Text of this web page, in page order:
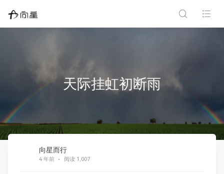
天际挂虹初断雨
向星而行
4 年前 阅读 1,007